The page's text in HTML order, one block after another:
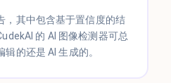
，其中包含基于置信度的结
的 AI 图像检测器可总
的还是 AI 生成的。